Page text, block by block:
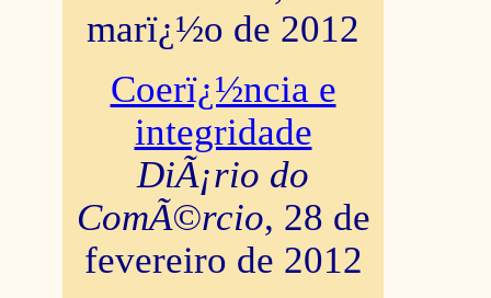
marï¿½o de 2012
Coerï¿½ncia e
integridade
DiÃ¡rio do
ComÃ©rcio, 28 de
fevereiro de 2012